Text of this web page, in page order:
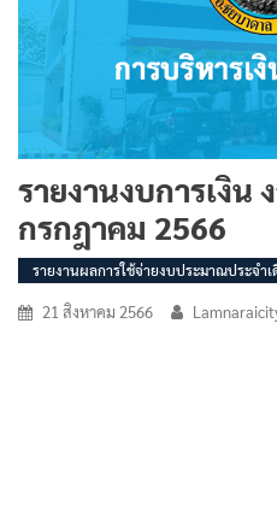
รายงานงบการเงิน
กรกฎาคม 2566
รายงานผลการใช้จ่ายงบประมาณประจำเ
21 สิงหาคม 2566